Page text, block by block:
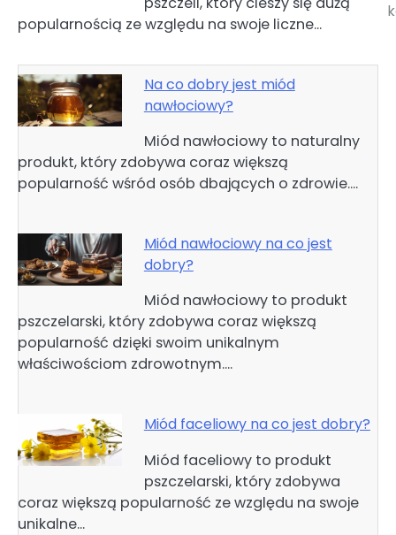
popularnością ze względu na swoje liczne…
Na co dobry jest miód
nawłociowy?
Miód nawłociowy to naturalny
produkt, który zdobywa coraz większą
popularność wśród osób dbających o zdrowie.…
Miód nawłociowy na co jest
dobry?
Miód nawłociowy to produkt
pszczelarski, który zdobywa coraz większą
popularność dzięki swoim unikalnym
właściwościom zdrowotnym.…
Miód faceliowy na co jest dobry?
Miód faceliowy to produkt
pszczelarski, który zdobywa
coraz większą popularność ze względu na swoje
unikalne…